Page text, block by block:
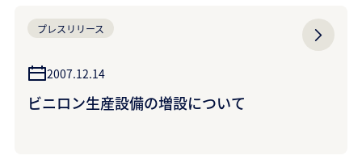
プレスリリース
2007.12.14
ビニロン生産設備の増設について